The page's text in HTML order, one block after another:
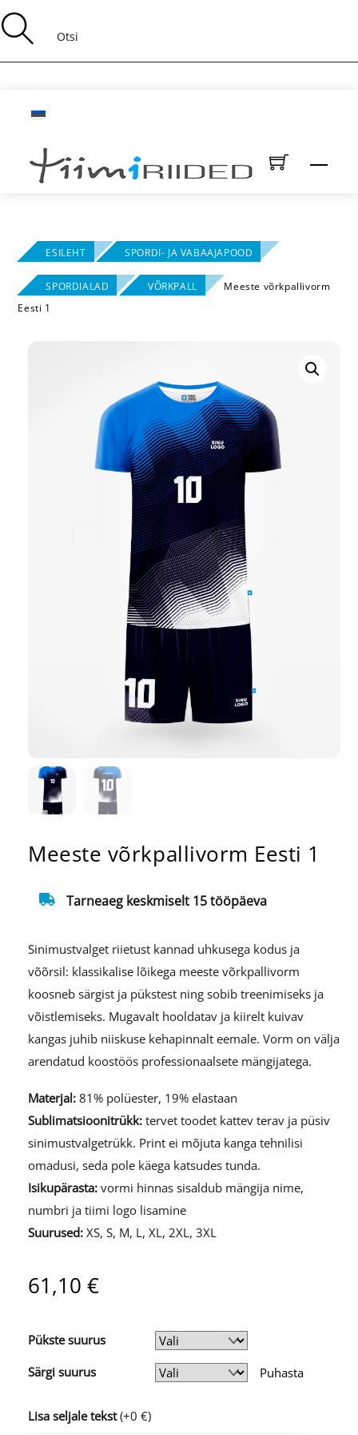
Skip
to
ESILEHT SPORDI- JA VABAAJAPOOD
SPORDIALAD VÕRKPALL
Meeste võrkpallivorm
Eesti 1
Meeste võrkpallivorm Eesti 1
Tarneaeg keskmiselt 15 tööpäeva
Sinimustvalget riietust kannad uhkusega kodus ja
võõrsil: klassikalise lõikega meeste võrkpallivorm
koosneb särgist ja pükstest ning sobib treenimiseks ja
võistlemiseks. Mugavalt hooldatav ja kiirelt kuivav
kangas juhib niiskuse kehapinnalt eemale. Vorm on välja
arendatud koostöös professionaalsete mängijatega.
Materjal: 81% polüester, 19% elastaan
Sublimatsioonitrükk: tervet toodet kattev terav ja püsiv
sinimustvalgetrükk. Print ei mõjuta kanga tehnilisi
omadusi, seda pole käega katsudes tunda.
Isikupärasta: vormi hinnas sisaldub mängija nime,
numbri ja tiimi logo lisamine
Suurused: XS, S, M, L, XL, 2XL, 3XL
61,10€
Pükste suurus
Särgi suurus
Puhasta
Lisa seljale tekst (+0 €)